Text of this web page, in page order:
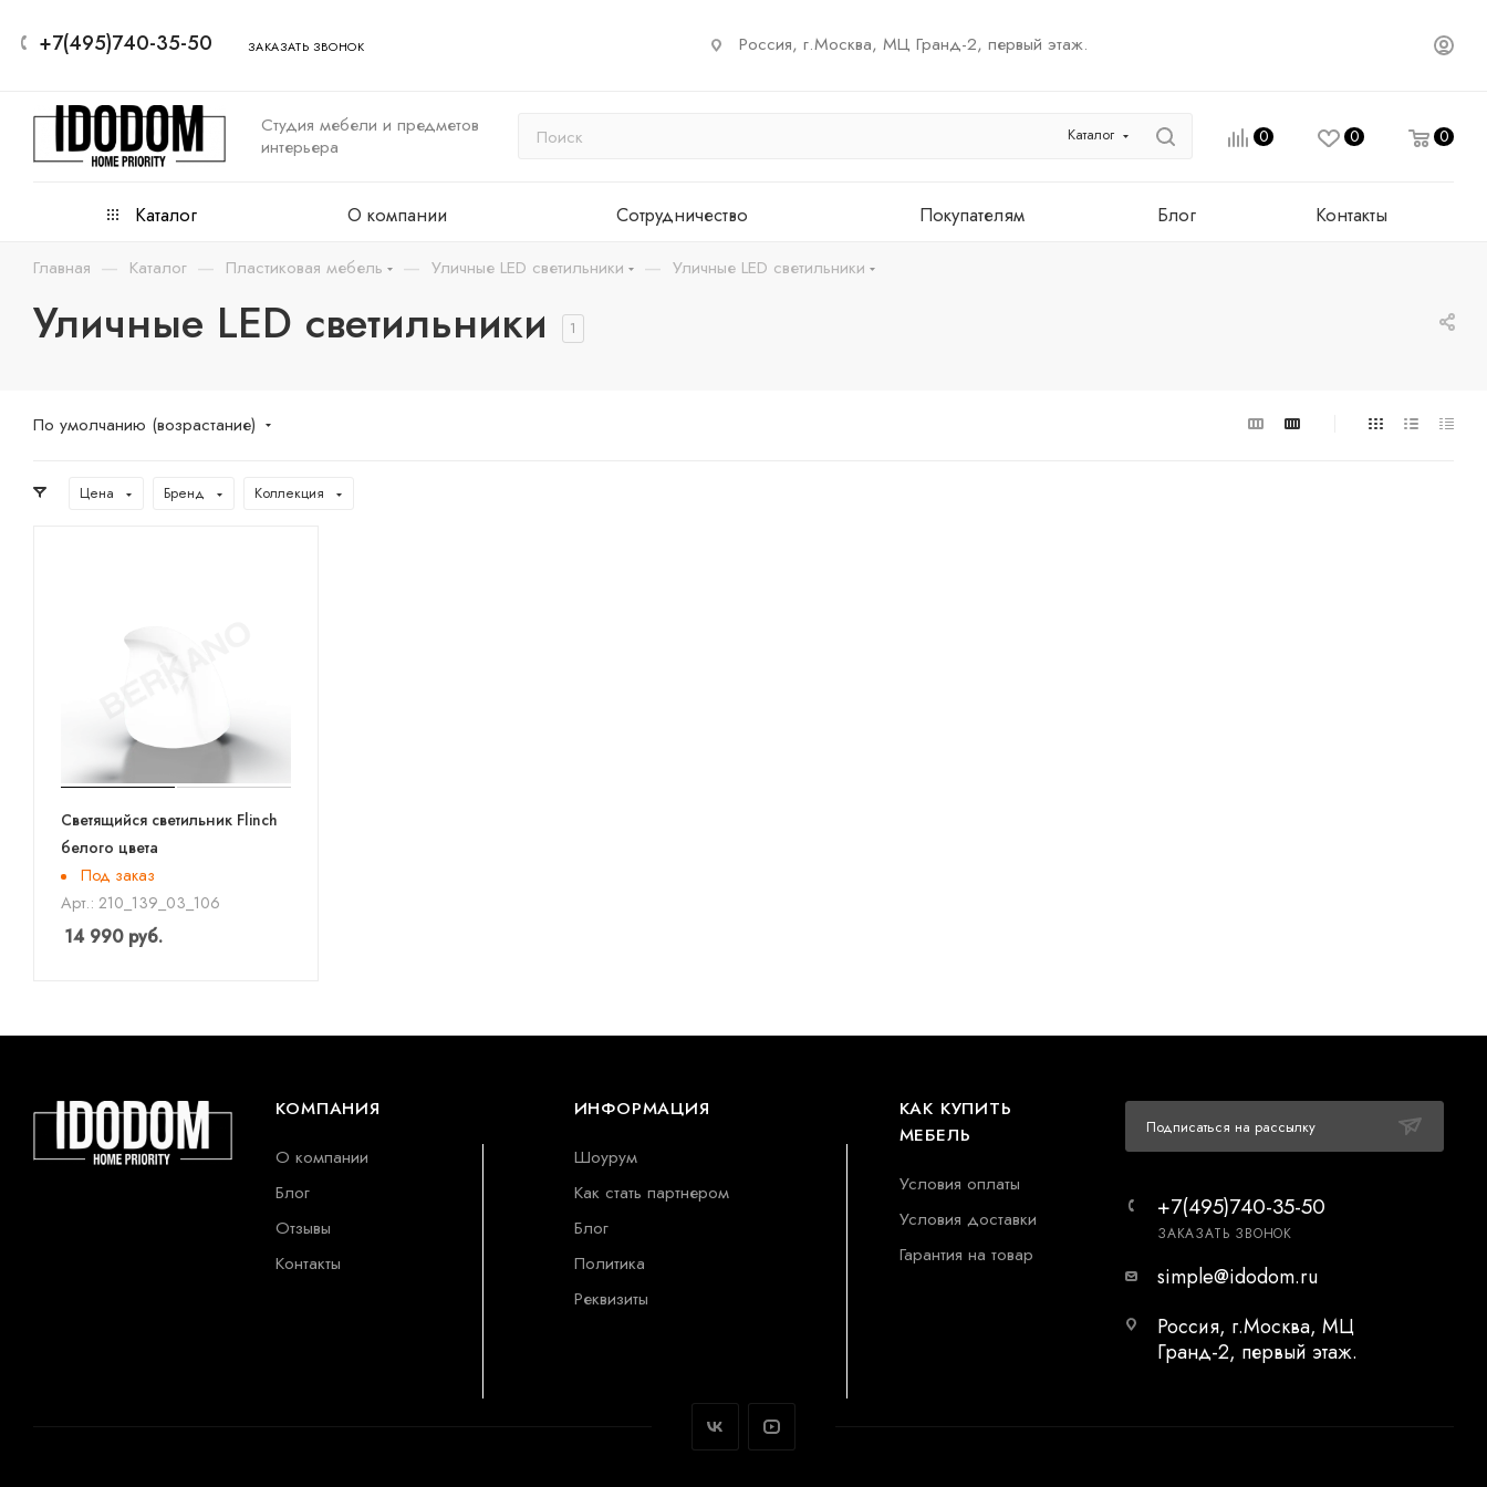
+7(495)740-35-50 ЗАКАЗАТЬ ЗВОНОК Россия, г.Москва, МЦ Гранд-2, первый этаж.
Студия мебели и предметов
интерьера
Каталог 0 0 0
Каталог О компании Сотрудничество Покупателям Блог Контакты
Главная — Каталог — Пластиковая мебель — Уличные LED светильники — Уличные LED светильники
Уличные LED светильники 1
По умолчанию (возрастание)
Цена Бренд Коллекция
Светящийся светильник Flinch
белого цвета
Под заказ
Арт.: 210_139_03_106
14 990руб.
КОМПАНИЯ
О компании
Блог
Отзывы
Контакты
ИНФОРМАЦИЯ
Шоурум
Как стать партнером
Блог
Политика
Реквизиты
КАК КУПИТЬ
МЕБЕЛЬ
Условия оплаты
Условия доставки
Гарантия на товар
Подписаться на рассылку
+7(495)740-35-50
ЗАКАЗАТЬ ЗВОНОК
simple@idodom.ru
Россия, г.Москва, МЦ
Гранд-2, первый этаж.